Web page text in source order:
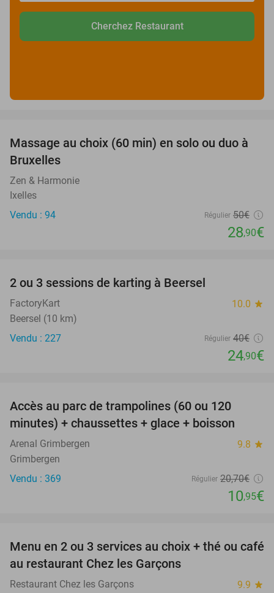
Cherchez Restaurant
42%
Massage au choix (60 min) en solo ou duo à
Bruxelles
Zen & Harmonie
Ixelles
Vendu : 94
Régulier 50€
28,90€
2 ou 3 sessions de karting à Beersel
FactoryKart 10.0 star
Beersel (10 km)
Vendu : 227
Régulier 40€
24,90€
Accès au parc de trampolines (60 ou 120
minutes) + chaussettes + glace + boisson
Arenal Grimbergen 9.8 star
Grimbergen
Vendu : 369
Régulier 20,70€
10,95€
38%
Menu en 2 ou 3 services au choix + thé ou café
au restaurant Chez les Garçons
Restaurant Chez les Garçons 9.9 star